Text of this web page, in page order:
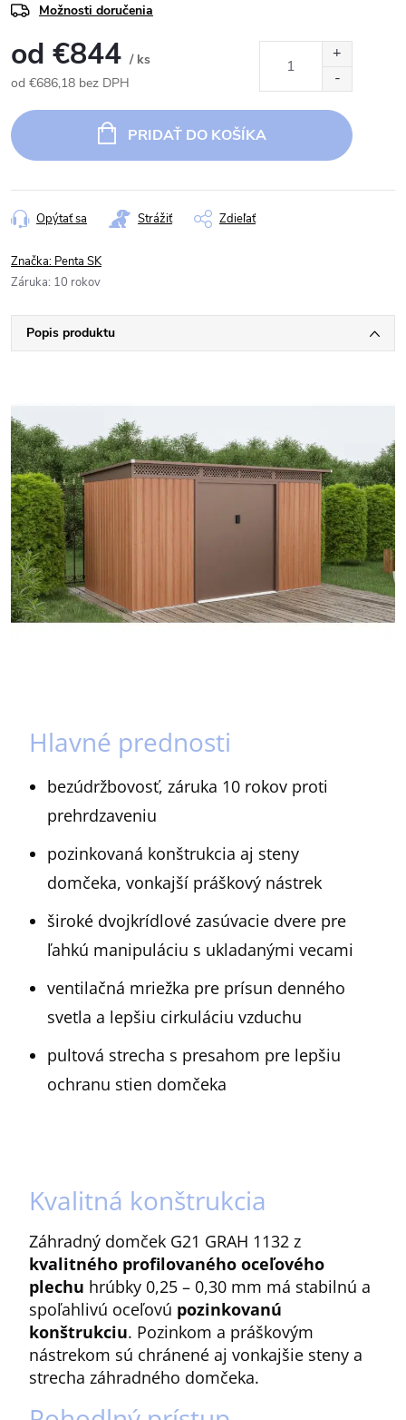
Možnosti doručenia
od €844 / ks
od €686,18 bez DPH
cena:
PRIDAŤ DO KOŠÍKA
Opýtať sa Strážiť Zdieľať
Značka: Penta SK
Záruka: 10 rokov
Popis produktu
Hlavné prednosti
bezúdržbovosť, záruka 10 rokov proti
prehrdzaveniu
pozinkovaná konštrukcia aj steny
domčeka, vonkajší práškový nástrek
široké dvojkrídlové zasúvacie dvere pre
ľahkú manipuláciu s ukladanými vecami
ventilačná mriežka pre prísun denného
svetla a lepšiu cirkuláciu vzduchu
pultová strecha s presahom pre lepšiu
ochranu stien domčeka
Kvalitná konštrukcia
Záhradný domček G21 GRAH 1132 z
kvalitného profilovaného oceľového
plechu hrúbky 0,25 – 0,30 mm má stabilnú a
spoľahlivú oceľovú pozinkovanú
konštrukciu. Pozinkom a práškovým
nástrekom sú chránené aj vonkajšie steny a
strecha záhradného domčeka.